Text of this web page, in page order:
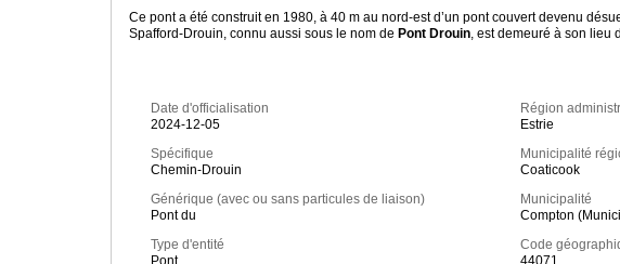
Ce pont a été construit en 1980, à 40 m au nord-est d’un pont couvert devenu
Spafford-Drouin, connu aussi sous le nom de Pont Drouin, est demeuré à son lieu
Date d'officialisation
2024-12-05
Spécifique
Chemin-Drouin
Générique (avec ou sans particules de liaison)
Pont du
Type d'entité
Pont
Région
Estrie
Municipalité
Coaticook
Municipalité
Compton
Code
44071